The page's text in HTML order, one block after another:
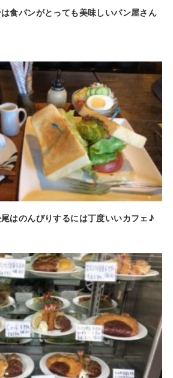
食パンがとっても美味しいパン屋さん
はのんびりするには丁度いいカフェ♪